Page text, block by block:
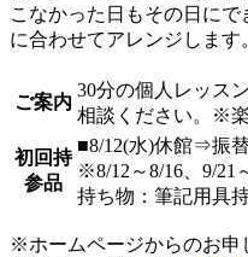
こなかった日もその日に
に合わせてアレンジします
ご案内
30分の個人レッス
相談ください。※
初回持
参品
■8/12(水)休館⇒振
※8/12～8/16、9/21
持ち物：筆記用具
※ホームページからのお申